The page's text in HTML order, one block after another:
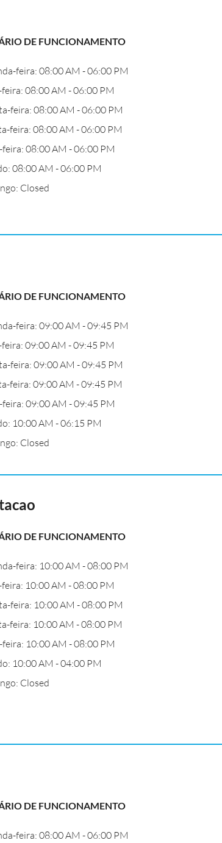
DE FUNCIONAMENTO
feira: 08:00 AM - 06:00 PM
feira: 08:00 AM - 06:00 PM
feira: 08:00 AM - 06:00 PM
feira: 08:00 AM - 06:00 PM
feira: 08:00 AM - 06:00 PM
08:00 AM - 06:00 PM
Closed
DE FUNCIONAMENTO
feira: 09:00 AM - 09:45 PM
feira: 09:00 AM - 09:45 PM
feira: 09:00 AM - 09:45 PM
feira: 09:00 AM - 09:45 PM
feira: 09:00 AM - 09:45 PM
10:00 AM - 06:15 PM
Closed
DE FUNCIONAMENTO
feira: 10:00 AM - 08:00 PM
feira: 10:00 AM - 08:00 PM
feira: 10:00 AM - 08:00 PM
feira: 10:00 AM - 08:00 PM
feira: 10:00 AM - 08:00 PM
10:00 AM - 04:00 PM
Closed
DE FUNCIONAMENTO
feira: 08:00 AM - 06:00 PM